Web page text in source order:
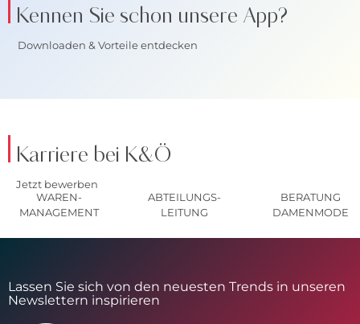
Kennen Sie schon unsere App?
Downloaden & Vorteile entdecken
Karriere bei K&Ö
Jetzt bewerben
WAREN-
MANAGEMENT
ABTEILUNGS-
LEITUNG
BERATUNG
DAMENMODE
Lassen Sie sich von den neuesten Trends in unseren
Newslettern inspirieren